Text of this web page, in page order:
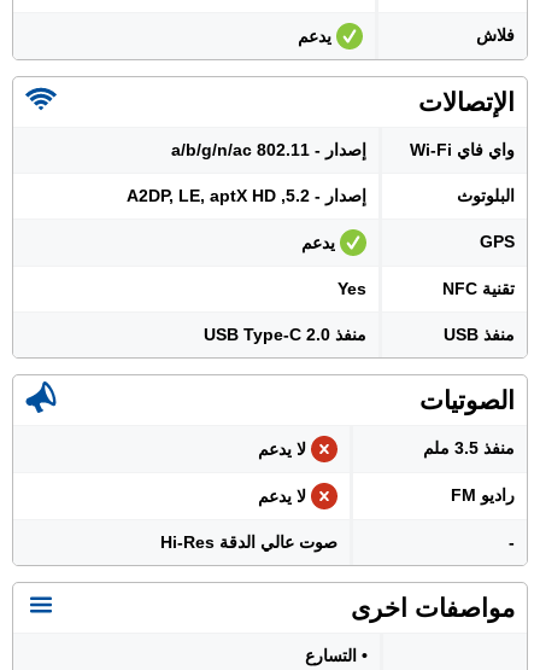
فلاش يدعم
الإتصالات
واي فاي Wi-Fi إصدار - 802.11 a/b/g/n/ac
البلوتوث إصدار - 5.2, A2DP, LE, aptX HD
GPS يدعم
تقنية NFC Yes
منفذ USB منفذ USB Type-C 2.0
الصوتيات
منفذ 3.5 ملم لا يدعم
راديو FM لا يدعم
- صوت عالي الدقة Hi-Res
مواصفات اخرى
• التسارع